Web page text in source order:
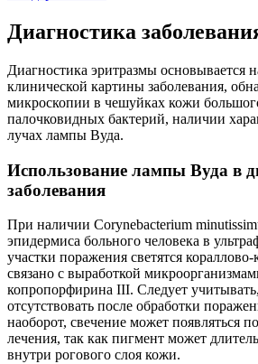
Диагностика
Диагностика эритразмы основывается
клинической картины заболевания,
микроскопии в чешуйках кожи
палочковидных бактерий, наличии
лучах лампы Вуда.
Использование лампы Вуда в
заболевания
При наличии Corynebacterium
эпидермиса больного человека в
участки поражения светятся
связано с выработкой
копропорфирина III. Следует
отсутствовать после обработки
наоборот, свечение может появляться
лечения, так как пигмент может
внутри рогового слоя кожи.